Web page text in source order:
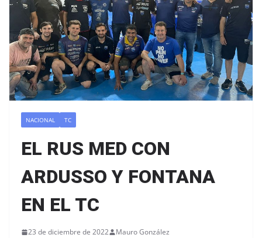
NACIONAL TC
EL RUS MED CON
ARDUSSO Y FONTANA
EN EL TC
23 de diciembre de 2022 Mauro González